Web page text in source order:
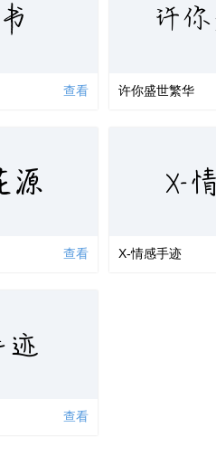
查看
许
许你盛世繁华
源
查看
X-
X-情感手迹
迹
查看